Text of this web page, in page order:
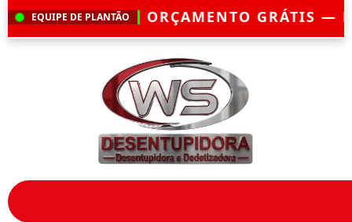
EQUIPE DE PLANTÃOGRÁTIS — EMERGÊNCIA?